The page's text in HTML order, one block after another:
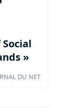
»
DU NET